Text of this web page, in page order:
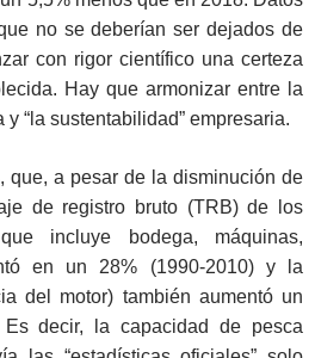
no se deberían ser dejados de
con rigor científico una certeza
Hay que armonizar entre la
“la sustentabilidad” empresaria.
que, a pesar de la disminución de
de registro bruto (TRB) de los
incluye bodega, máquinas,
en un 28% (1990-2010) y la
del motor) también aumentó un
decir, la capacidad de pesca